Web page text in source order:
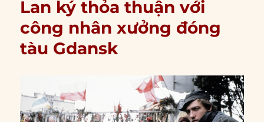
Lan ký thỏa thuận với
công nhân xưởng đóng
tàu Gdansk